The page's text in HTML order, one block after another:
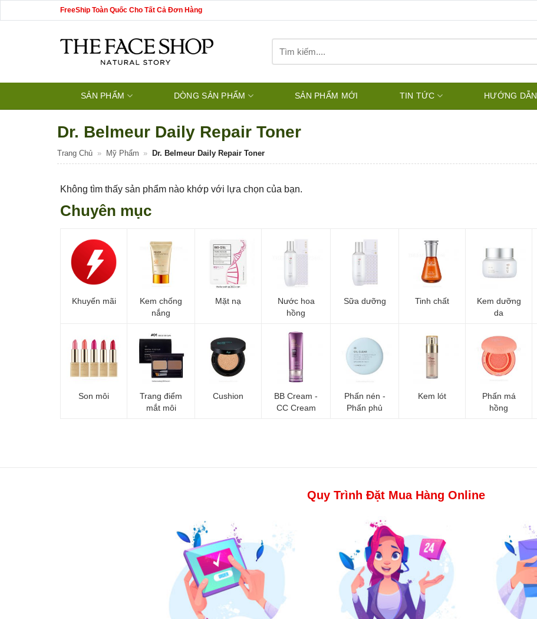
qua
FreeShip Toàn Quốc Cho Tất Cả Đơn Hàng
kiếm:
SẢN PHẨM DÒNG SẢN PHẨM SẢN PHẨM MỚI TIN TỨC HƯỚNG DẪN
Dr. Belmeur Daily Repair Toner
Trang Chủ » Mỹ Phẩm » Dr. Belmeur Daily Repair Toner
Không tìm thấy sản phẩm nào khớp với lựa chọn của bạn.
Chuyên mục
Khuyến mãi
Kem chống
nắng
Mặt nạ
Nước hoa
hồng
Sữa dưỡng Tinh chất
Kem dưỡng
da
Son môi
Trang điểm
mắt môi
Cushion
BB Cream -
CC Cream
Phấn nén -
Phấn phủ
Kem lót
Phấn má
hồng
Quy Trình Đặt Mua Hàng Online